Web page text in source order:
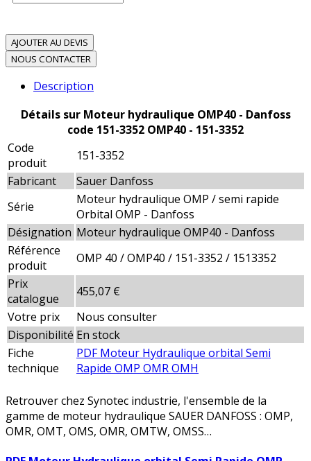
AJOUTER AU DEVIS
NOUS CONTACTER
Description
Détails sur Moteur hydraulique OMP40 - Danfoss
code 151-3352 OMP40 - 151-3352
Code
produit
151-3352
Fabricant
Sauer Danfoss
Série
Moteur hydraulique OMP / semi rapide
Orbital OMP - Danfoss
Désignation Moteur hydraulique OMP40 - Danfoss
Référence
produit
OMP 40 / OMP40 / 151-3352 / 1513352
Prix
catalogue
455,07 €
Votre prix
Nous consulter
Disponibilité En stock
Fiche
technique
PDF Moteur Hydraulique orbital Semi
Rapide OMP OMR OMH
Retrouver chez Synotec industrie, l'ensemble de la
gamme de moteur hydraulique SAUER DANFOSS : OMP,
OMR, OMT, OMS, OMR, OMTW, OMSS…